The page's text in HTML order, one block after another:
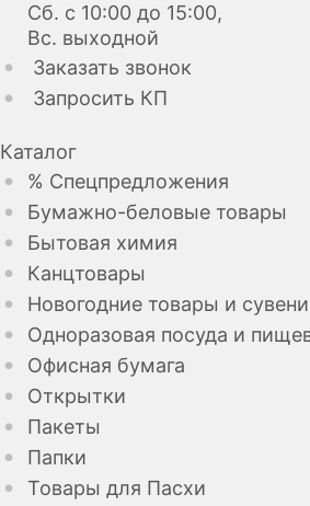
Сб. с 10:00 до 15:00,
Вс. выходной
Заказать звонок
Запросить КП
Каталог
% Спецпредложения
Бумажно-беловые товары
Бытовая химия
Канцтовары
Новогодние товары и
Одноразовая посуда и
Офисная бумага
Открытки
Пакеты
Папки
Товары для Пасхи